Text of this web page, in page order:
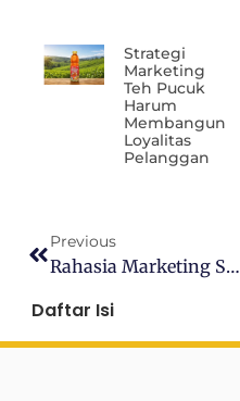
Strategi
Marketing
Teh Pucuk
Harum
Membangun
Loyalitas
Pelanggan
Previous
Rahasia Marketing Samsung: Konsisten Dominasi Pasar Global
Daftar Isi